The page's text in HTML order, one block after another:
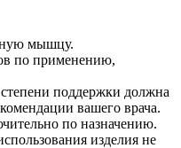
мышцу.
по применению,
поддержки должна
вашего врача.
по назначению.
изделия не